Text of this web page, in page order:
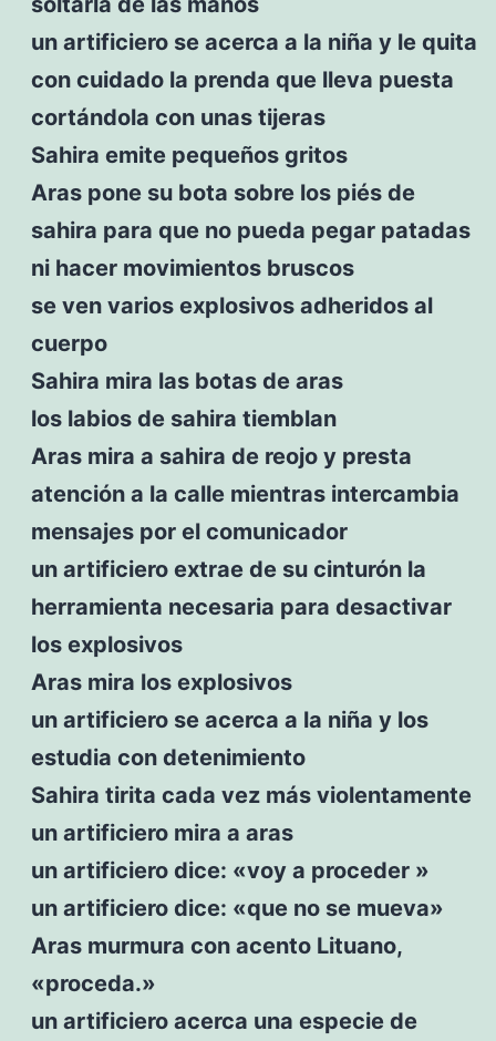
un artificiero se acerca a la niña y le quita
con cuidado la prenda que lleva puesta
cortándola con unas tijeras
Sahira emite pequeños gritos
Aras pone su bota sobre los piés de
sahira para que no pueda pegar patadas
ni hacer movimientos bruscos
se ven varios explosivos adheridos al
cuerpo
Sahira mira las botas de aras
los labios de sahira tiemblan
Aras mira a sahira de reojo y presta
atención a la calle mientras intercambia
mensajes por el comunicador
un artificiero extrae de su cinturón la
herramienta necesaria para desactivar
los explosivos
Aras mira los explosivos
un artificiero se acerca a la niña y los
estudia con detenimiento
Sahira tirita cada vez más violentamente
un artificiero mira a aras
un artificiero dice: «voy a proceder »
un artificiero dice: «que no se mueva»
Aras murmura con acento Lituano,
«proceda.»
un artificiero acerca una especie de